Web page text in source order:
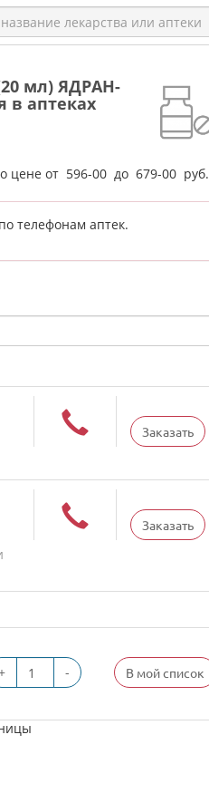
мл) ЯДРАН-
в аптеках
цене от 596-00 до 679-00 руб.
телефонам аптек.
Заказать
Заказать
- В мой список